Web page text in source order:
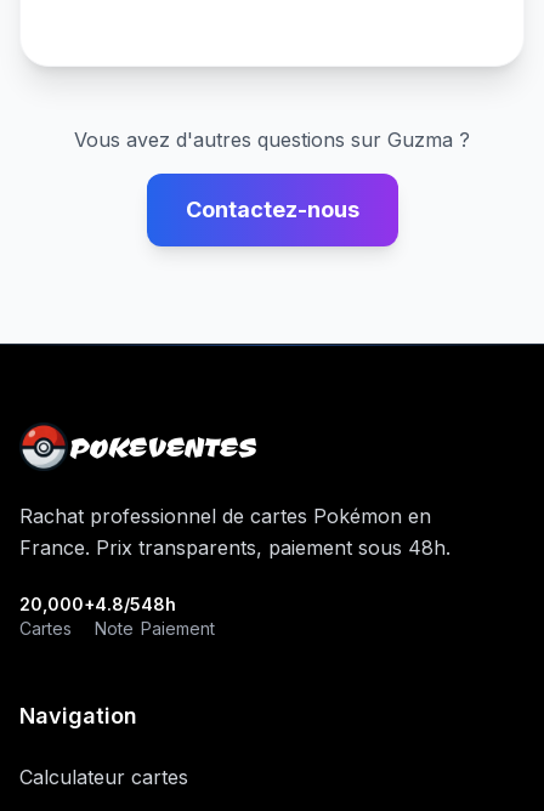
Vous avez d'autres questions sur Guzma ?
Contactez-nous
POKEVENTES
Rachat professionnel de cartes Pokémon en
France. Prix transparents, paiement sous 48h.
20,000+
Cartes
4.8/5
Note
48h
Paiement
Navigation
Calculateur cartes